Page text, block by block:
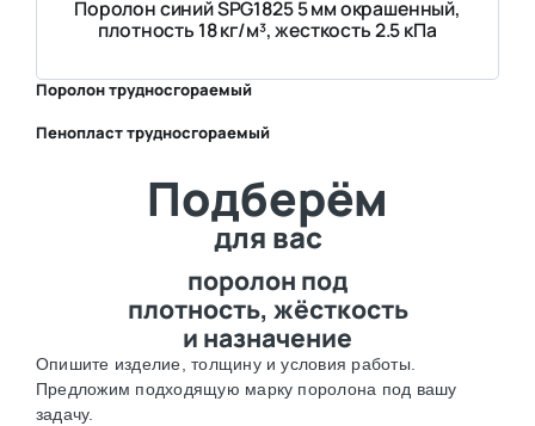
Поролон синий SPG1825 5 мм окрашенный,
плотность 18 кг/м³, жесткость 2.5 кПа
Поролон трудносгораемый
Пенопласт трудносгораемый
Подберём
для вас
поролон под
плотность, жёсткость
и назначение
Опишите изделие, толщину и условия работы.
Предложим подходящую марку поролона под вашу
задачу.